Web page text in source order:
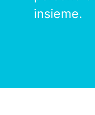
insieme.